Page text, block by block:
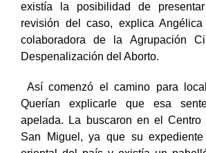
existía la posibilidad de
revisión del caso, explica Angélica
colaboradora de la Agrupación
Despenalización del Aborto.
Así comenzó el camino para
Querían explicarle que esa
apelada. La buscaron en el Centro
San Miguel, ya que su